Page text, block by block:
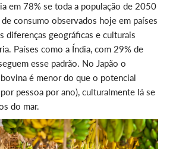
em 78% se toda a população de 2050
consumo observados hoje em países
diferenças geográficas e culturais
Países como a Índia, com 29% de
esse padrão. No Japão o
é menor do que o potencial
pessoa por ano), culturalmente lá se
do mar.